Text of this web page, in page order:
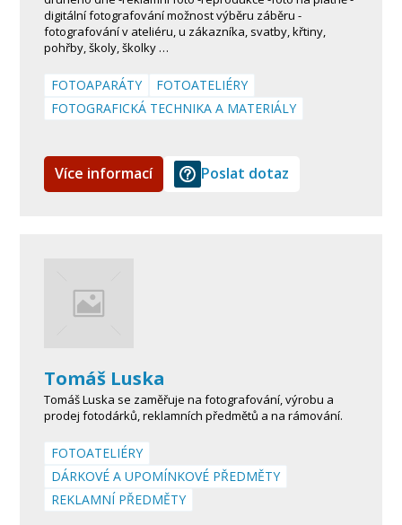
digitální fotografování možnost výběru záběru -
fotografování v ateliéru, u zákazníka, svatby, křtiny,
pohřby, školy, školky …
FOTOAPARÁTY
FOTOATELIÉRY
FOTOGRAFICKÁ TECHNIKA A MATERIÁLY
Více informací Poslat dotaz
Tomáš Luska
Tomáš Luska se zaměřuje na fotografování, výrobu a
prodej fotodárků, reklamních předmětů a na rámování.
FOTOATELIÉRY
DÁRKOVÉ A UPOMÍNKOVÉ PŘEDMĚTY
REKLAMNÍ PŘEDMĚTY